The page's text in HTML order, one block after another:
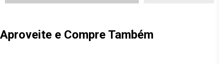
Aproveite e Compre Também